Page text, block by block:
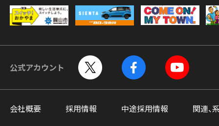
公式アカウント
会社概要 採用情報 中途採用情報 関連、